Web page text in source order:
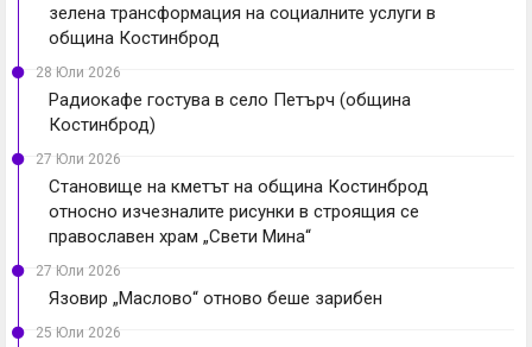
зелена трансформация на социалните услуги в
община Костинброд
28 Юли 2026
Радиокафе гостува в село Петърч (община
Костинброд)
27 Юли 2026
Становище на кметът на община Костинброд
относно изчезналите рисунки в строящия се
православен храм „Свети Мина“
27 Юли 2026
Язовир „Маслово“ отново беше зарибен
25 Юли 2026